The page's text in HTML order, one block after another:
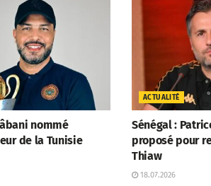
nommé
de la Tunisie
ACTUALITÉ
Sénégal :
proposé pour
Thiaw
18.07.2026